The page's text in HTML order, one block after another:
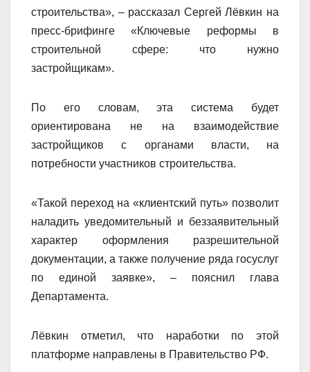
строительства», – рассказал Сергей Лёвкин на
пресс-брифинге «Ключевые реформы в
строительной сфере: что нужно
застройщикам».
По его словам, эта система будет
ориентирована не на взаимодействие
застройщиков с органами власти, на
потребности участников строительства.
«Такой переход на «клиентский путь» позволит
наладить уведомительный и беззаявительный
характер оформления разрешительной
документации, а также получение ряда госуслуг
по единой заявке», – пояснил глава
Департамента.
Лёвкин отметил, что наработки по этой
платформе направлены в Правительство РФ.